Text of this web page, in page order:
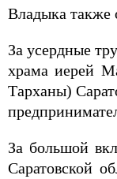
Владыка также
За усердные
храма иерей
Тарханы)
За большой
Саратовской